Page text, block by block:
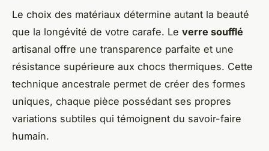
Le choix des matériaux détermine autant la beauté
que la longévité de votre carafe. Le verre soufflé
artisanal offre une transparence parfaite et une
résistance supérieure aux chocs thermiques. Cette
technique ancestrale permet de créer des formes
uniques, chaque pièce possédant ses propres
variations subtiles qui témoignent du savoir-faire
humain.